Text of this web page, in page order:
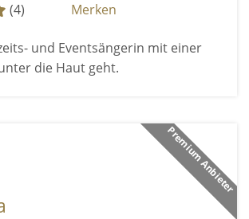
(4)
Merken
und Eventsängerin mit einer
die Haut geht.
Premium Anbieter